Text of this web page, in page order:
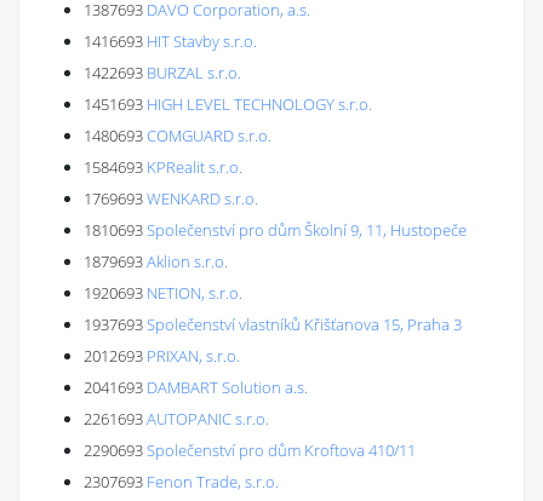
1387693 DAVO Corporation, a.s.
1416693 HIT Stavby s.r.o.
1422693 BURZAL s.r.o.
1451693 HIGH LEVEL TECHNOLOGY s.r.o.
1480693COMGUARD s.r.o.
1584693 KPRealit s.r.o.
1769693WENKARD s.r.o.
1810693Společenství pro dům Školní 9, 11, Hustopeče
1879693Aklion s.r.o.
1920693 NETION, s.r.o.
1937693Společenství vlastníků Křišťanova 15, Praha 3
2012693 PRIXAN, s.r.o.
2041693 DAMBART Solution a.s.
2261693AUTOPANIC s.r.o.
2290693Společenství pro dům Kroftova 410/11
2307693 Fenon Trade, s.r.o.